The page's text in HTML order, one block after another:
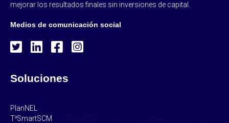
mejorar los resultados finales sin inversiones de capital.
Medios de comunicación social
Soluciones
PlanNEL
T³SmartSCM